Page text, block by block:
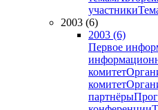
участники
2003 (6)
2003 (6)
Первое
комитет
комитет
партнёры